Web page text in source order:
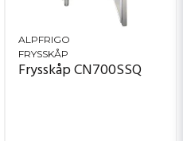
ALPFRIGO
FRYSSKÅP
Frysskåp CN700SSQ